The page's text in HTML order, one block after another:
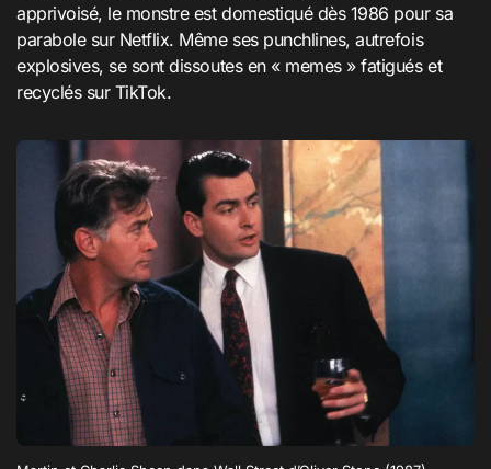
apprivoisé, le monstre est domestiqué dès 1986 pour sa
parabole sur Netflix. Même ses punchlines, autrefois
explosives, se sont dissoutes en « memes » fatigués et
recyclés sur TikTok.